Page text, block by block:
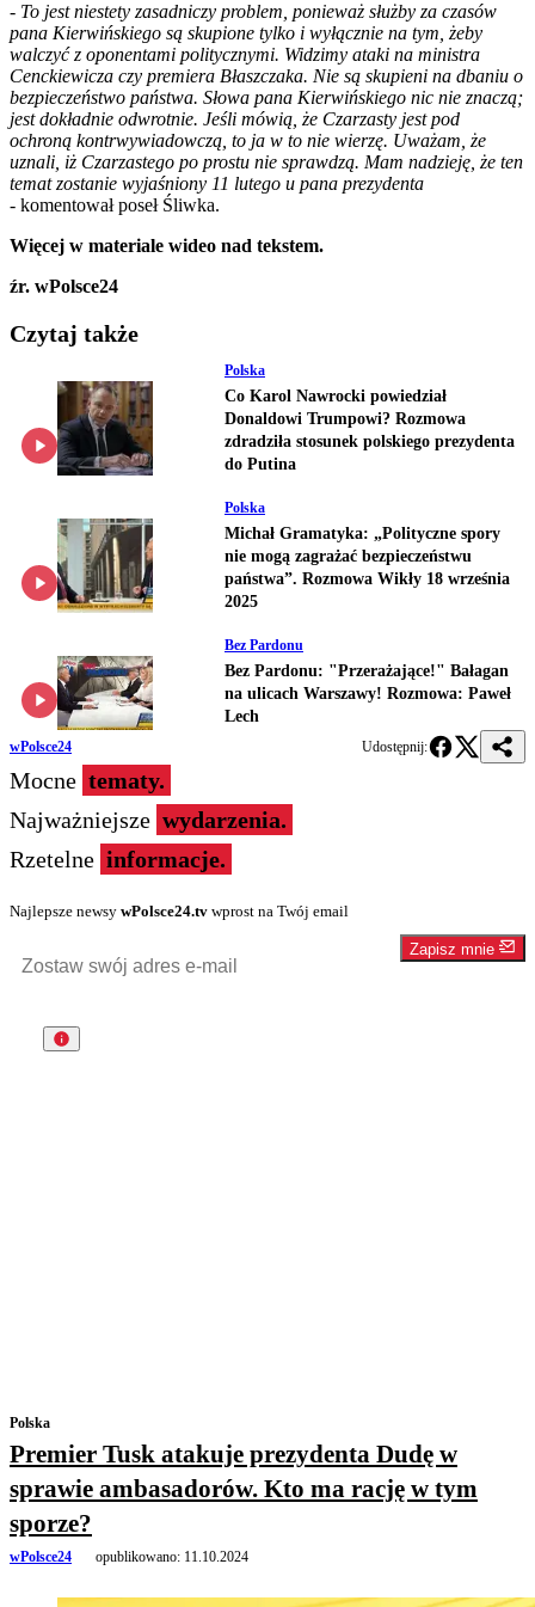
- To jest niestety zasadniczy problem, ponieważ służby za czasów
pana Kierwińskiego są skupione tylko i wyłącznie na tym, żeby
walczyć z oponentami politycznymi. Widzimy ataki na ministra
Cenckiewicza czy premiera Błaszczaka. Nie są skupieni na dbaniu o
bezpieczeństwo państwa. Słowa pana Kierwińskiego nic nie znaczą;
jest dokładnie odwrotnie. Jeśli mówią, że Czarzasty jest pod
ochroną kontrwywiadowczą, to ja w to nie wierzę. Uważam, że
uznali, iż Czarzastego po prostu nie sprawdzą. Mam nadzieję, że ten
temat zostanie wyjaśniony 11 lutego u pana prezydenta
- komentował poseł Śliwka.
Więcej w materiale wideo nad tekstem.
źr. wPolsce24
Czytaj także
Polska
Co Karol Nawrocki powiedział
Donaldowi Trumpowi? Rozmowa
zdradziła stosunek polskiego prezydenta
do Putina
Polska
Michał Gramatyka: „Polityczne spory
nie mogą zagrażać bezpieczeństwu
państwa”. Rozmowa Wikły 18 września
2025
Bez Pardonu
Bez Pardonu: "Przerażające!" Bałagan
na ulicach Warszawy! Rozmowa: Paweł
Lech
wPolsce24 Udostępnij:
Mocne tematy.
Najważniejsze wydarzenia.
Rzetelne informacje.
Najlepsze newsy wPolsce24.tv wprost na Twój email
Zapisz mnie
Polska
Premier Tusk atakuje prezydenta Dudę w
sprawie ambasadorów. Kto ma rację w tym
sporze?
wPolsce24 opublikowano: 11.10.2024